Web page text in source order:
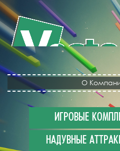
О
ИГРОВЫЕ
НАДУВНЫЕ